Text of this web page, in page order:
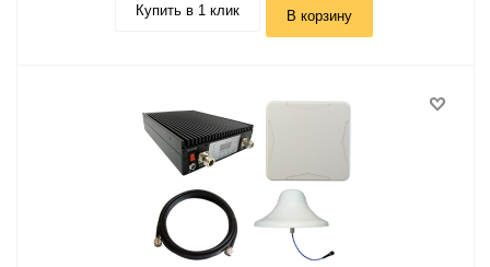
Купить в 1 клик В корзину